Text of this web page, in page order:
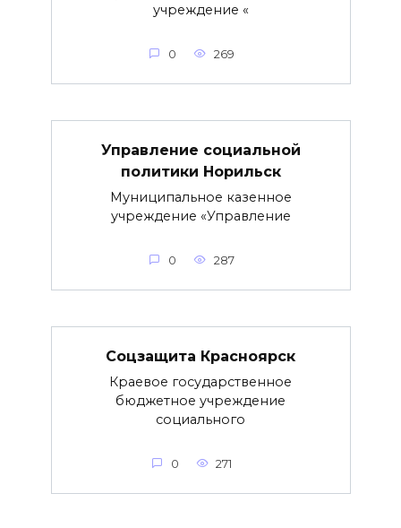
учреждение «
0 269
Управление социальной
политики Норильск
Муниципальное казенное
учреждение «Управление
0 287
Соцзащита Красноярск
Краевое государственное
бюджетное учреждение
социального
0 271